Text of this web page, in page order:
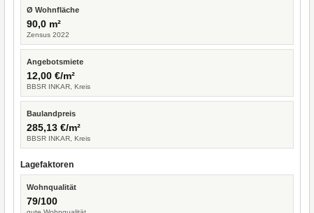
Ø Wohnfläche
90,0 m²
Zensus 2022
Angebotsmiete
12,00 €/m²
BBSR INKAR, Kreis
Baulandpreis
285,13 €/m²
BBSR INKAR, Kreis
Lagefaktoren
Wohnqualität
79/100